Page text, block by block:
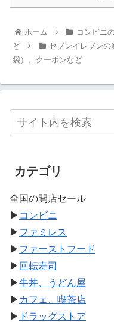
ホーム
コンビニ
ど
セブンイレブン
袋）、クーポンなど
カテゴリ
全国の開店セール
▶ コンビニ
▶ ファミレス
▶ ファーストフード
▶ 回転寿司
▶牛丼、うどん屋
▶ カフェ、喫茶店
▶ ドラッグストア